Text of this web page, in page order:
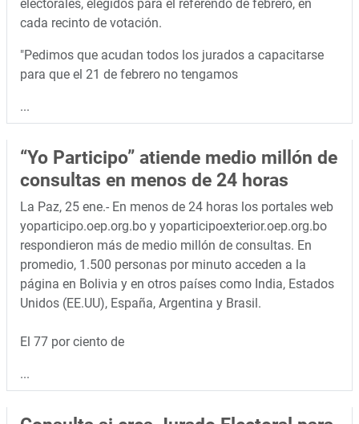
electorales, elegidos para el referendo de febrero, en
cada recinto de votación.
"Pedimos que acudan todos los jurados a capacitarse
para que el 21 de febrero no tengamos
...
“Yo Participo” atiende medio millón de
consultas en menos de 24 horas
La Paz, 25 ene.- En menos de 24 horas los portales web
yoparticipo.oep.org.bo y yoparticipoexterior.oep.org.bo
respondieron más de medio millón de consultas. En
promedio, 1.500 personas por minuto acceden a la
página en Bolivia y en otros países como India, Estados
Unidos (EE.UU), España, Argentina y Brasil.
El 77 por ciento de
...